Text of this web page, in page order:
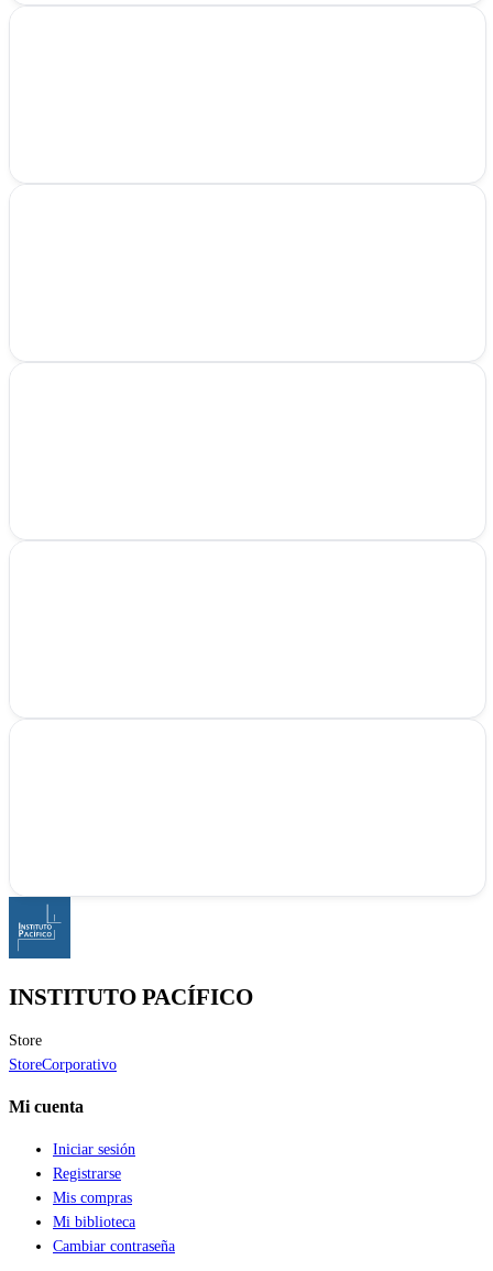
INSTITUTO PACÍFICO
Store
StoreCorporativo
Mi cuenta
Iniciar sesión
Registrarse
Mis compras
Mi biblioteca
Cambiar contraseña